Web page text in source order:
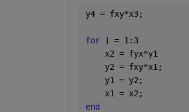
y4 = fxy*x3;
for i = 1:3
    x2 = fyx*y1
    y2 = fxy*x1;
    y1 = y2;
    x1 = x2;
end